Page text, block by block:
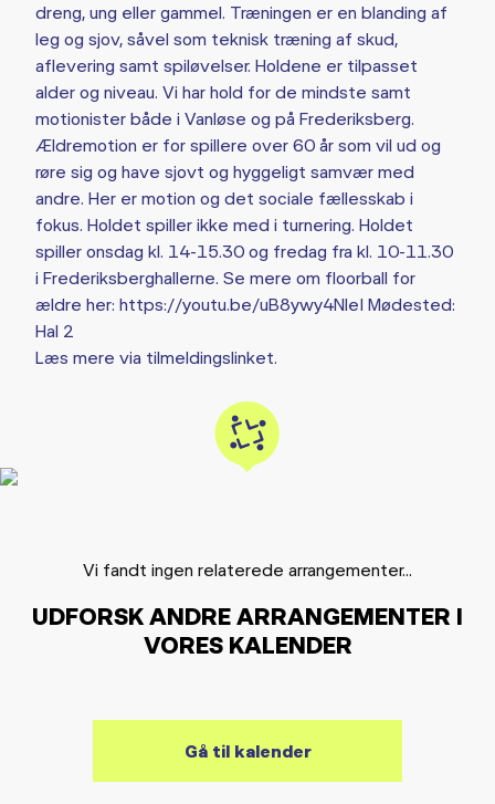
dreng, ung eller gammel. Træningen er en blanding af
leg og sjov, såvel som teknisk træning af skud,
aflevering samt spiløvelser. Holdene er tilpasset
alder og niveau. Vi har hold for de mindste samt
motionister både i Vanløse og på Frederiksberg.
Ældremotion er for spillere over 60 år som vil ud og
røre sig og have sjovt og hyggeligt samvær med
andre. Her er motion og det sociale fællesskab i
fokus. Holdet spiller ikke med i turnering. Holdet
spiller onsdag kl. 14-15.30 og fredag fra kl. 10-11.30
i Frederiksberghallerne. Se mere om floorball for
ældre her: https://youtu.be/uB8ywy4NleI Mødested:
Hal 2
Læs mere via tilmeldingslinket.
Vi fandt ingen relaterede arrangementer...
UDFORSK ANDRE ARRANGEMENTER I
VORES KALENDER
Gå til kalender